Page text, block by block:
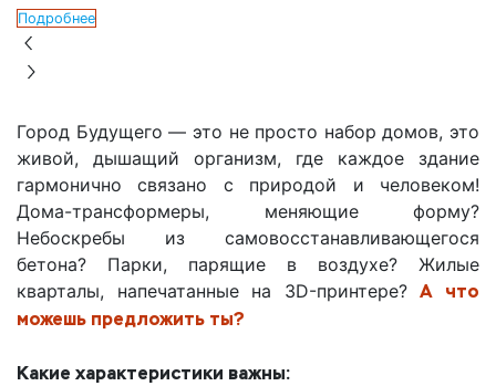
Подробнее
Город Будущего — это не просто набор домов, это
живой, дышащий организм, где каждое здание
гармонично связано с природой и человеком!
Дома-трансформеры, меняющие форму?
Небоскребы из самовосстанавливающегося
бетона? Парки, парящие в воздухе? Жилые
кварталы, напечатанные на 3D-принтере?А что
можешь предложить ты?
Какие характеристики важны: